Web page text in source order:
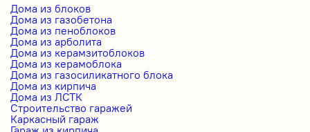
Дома из блоков
Дома из газобетона
Дома из пеноблоков
Дома из арболита
Дома из керамзитоблоков
Дома из керамоблока
Дома из газосиликатного блока
Дома из кирпича
Дома из ЛСТК
Строительство гаражей
Каркасный гараж